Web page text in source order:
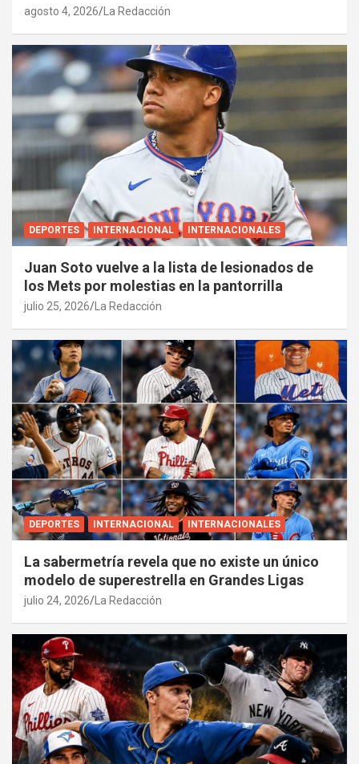
agosto 4, 2026 La Redacción
DEPORTES INTERNACIONAL INTERNACIONALES
Juan Soto vuelve a la lista de lesionados de
los Mets por molestias en la pantorrilla
julio 25, 2026 La Redacción
DEPORTES INTERNACIONAL INTERNACIONALES
La sabermetría revela que no existe un único
modelo de superestrella en Grandes Ligas
julio 24, 2026 La Redacción